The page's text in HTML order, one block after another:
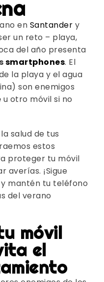
en Santander y
un reto – playa,
del año presenta
smartphones. El
la playa y el agua
son enemigos
u otro móvil si no
salud de tus
estos
proteger tu móvil
averías. ¡Sigue
mantén tu teléfono
del verano
móvil
el